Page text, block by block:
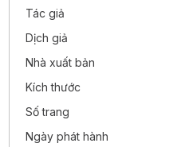
Tác giả
Dịch giả
Nhà xuất bản
Kích thước
Số trang
Ngày phát hành